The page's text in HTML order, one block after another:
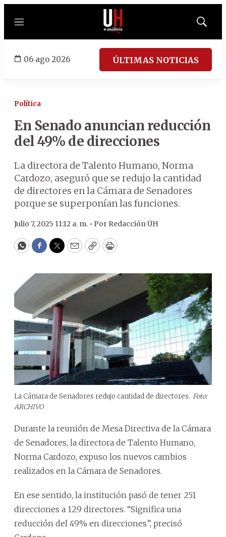
Menú
Mostrar
06 ago 2026 ÚLTIMAS NOTICIAS
Política
En Senado anuncian reducción
del 49% de direcciones
La directora de Talento Humano, Norma
Cardozo, aseguró que se redujo la cantidad
de directores en la Cámara de Senadores
porque se superponían las funciones.
Julio 7, 2025 11:12 a. m. • Por Redacción ÚH
WhatsApp
Facebook
Twitter
EmailCopyPrint
La Cámara de Senadores redujo cantidad de directores. Foto:
ARCHIVO
Durante la reunión de Mesa Directiva de la Cámara
de Senadores, la directora de Talento Humano,
Norma Cardozo, expuso los nuevos cambios
realizados en la Cámara de Senadores.
En ese sentido, la institución pasó de tener 251
direcciones a 129 directores. “Significa una
reducción del 49% en direcciones”, precisó